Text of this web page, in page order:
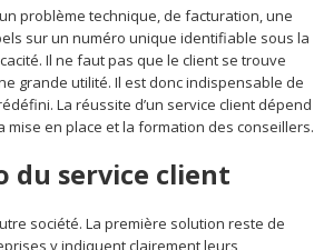
problème technique, de facturation, une
sur un numéro unique identifiable sous la
Il ne faut pas que le client se trouve
grande utilité. Il est donc indispensable de
La réussite d’un service client dépend
en place et la formation des conseillers.
du service client
société. La première solution reste de
y indiquent clairement leurs